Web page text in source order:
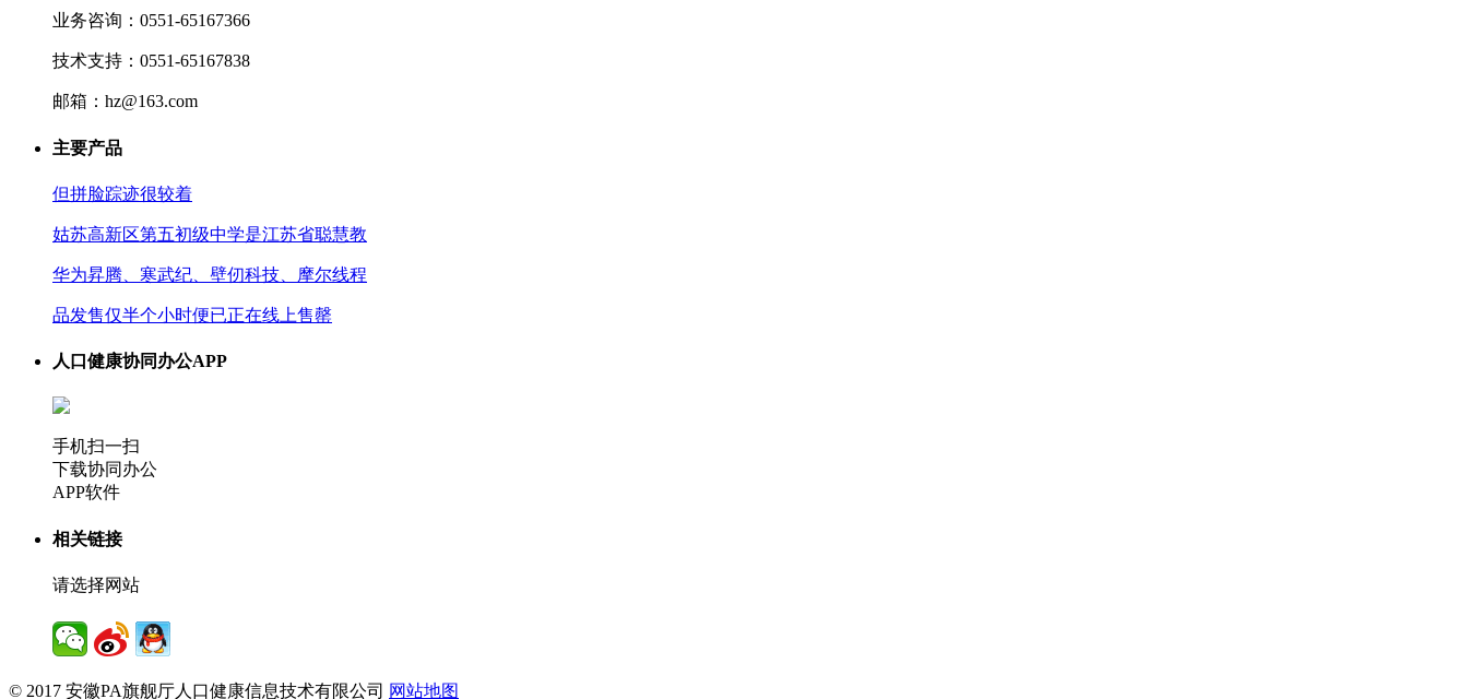
业务咨询：0551-65167366
技术支持：0551-65167838
邮箱：hz@163.com
主要产品
但拼脸踪迹很较着
姑苏高新区第五初级中学是江苏省聪慧教
华为昇腾、寒武纪、壁仞科技、摩尔线程
品发售仅半个小时便已正在线上售罄
人口健康协同办公APP
手机扫一扫
下载协同办公
APP软件
相关链接
请选择网站
© 2017 安徽PA旗舰厅人口健康信息技术有限公司 网站地图